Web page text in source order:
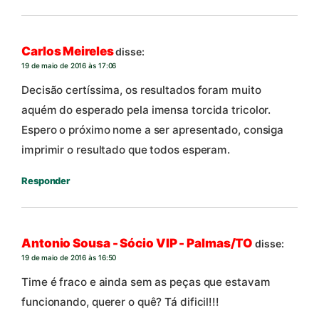
Carlos Meirelesdisse:
19 de maio de 2016 às 17:06
Decisão certíssima, os resultados foram muito
aquém do esperado pela imensa torcida tricolor.
Espero o próximo nome a ser apresentado, consiga
imprimir o resultado que todos esperam.
Responder
Antonio Sousa - Sócio VIP - Palmas/TO disse:
19 de maio de 2016 às 16:50
Time é fraco e ainda sem as peças que estavam
funcionando, querer o quê? Tá dificil!!!